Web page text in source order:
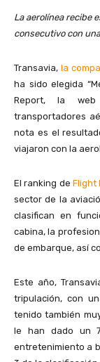
La aerolínea recibe
consecutivo con
Transavia,la
ha sido elegida
Report, la web
transportadores
nota es el
viajaron con la
El ranking deFlight
sector de la
clasifican en
cabina, la
de embarque, así
Este año,
tripulación, con
tenido también
le han dado un
entretenimiento a